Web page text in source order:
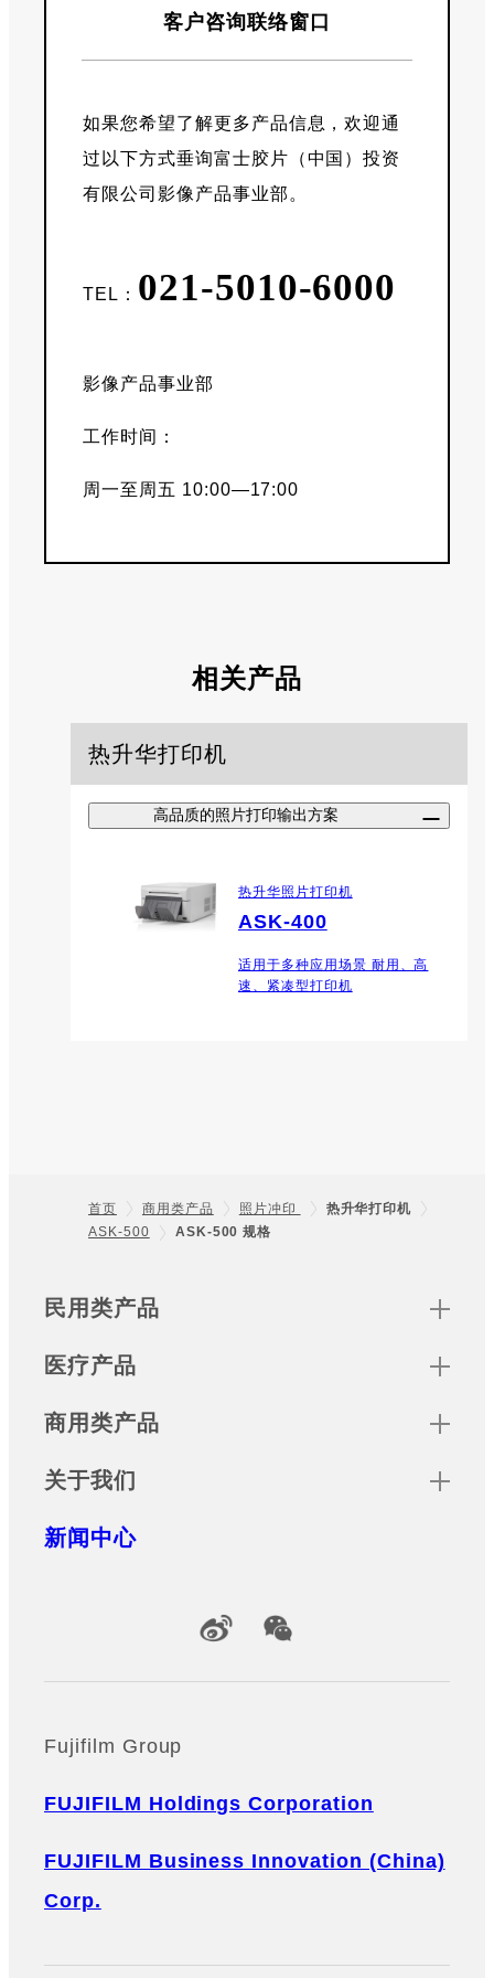
客户咨询联络窗口
如果您希望了解更多产品信息，欢迎通
过以下方式垂询富士胶片（中国）投资
有限公司影像产品事业部。
TEL： 021-5010-6000
影像产品事业部
工作时间：
周一至周五 10:00—17:00
相关产品
热升华打印机
高品质的照片打印输出方案
热升华照片打印机
ASK-400
适用于多种应用场景 耐用、高
速、紧凑型打印机
Footer
首页 商用类产品 照片冲印
热升华打印机
ASK-500
ASK-500 规格
Sitemap
民用类产品
医疗产品
商用类产品
关于我们
新闻中心
Official Social Media Accounts
Fujifilm Group
FUJIFILM Holdings Corporation
FUJIFILM Business Innovation (China)
Corp.